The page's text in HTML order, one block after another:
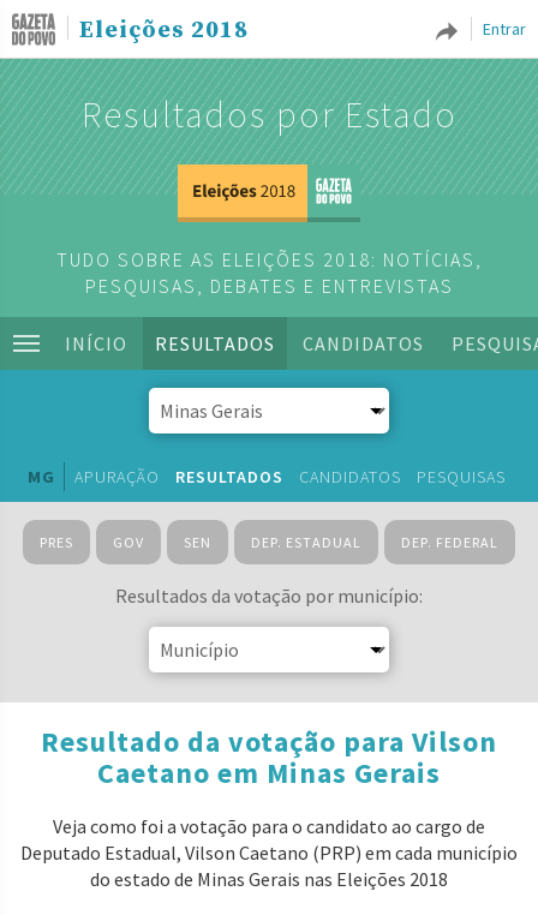
Entrar
Eleições 2018
Resultados por Estado
TUDO SOBRE AS ELEIÇÕES 2018: NOTÍCIAS,
PESQUISAS, DEBATES E ENTREVISTAS
INÍCIO RESULTADOS CANDIDATOS
MG APURAÇÃO RESULTADOS CANDIDATOS PESQUISAS
PRES GOV SEN DEP. ESTADUAL DEP. FEDERAL
Resultados da votação por município:
Resultado da votação para Vilson
Caetano em Minas Gerais
Veja como foi a votação para o candidato ao cargo de
Deputado Estadual, Vilson Caetano (PRP) em cada município
do estado de Minas Gerais nas Eleições 2018